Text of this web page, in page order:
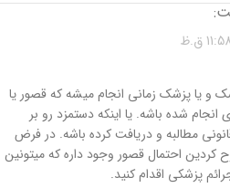
و یا پزشک زمانی انجام میشه که قصور یا
شده باشه. یا اینکه دستمزد رو بر
مطالبه و دریافت کرده باشه. در فرض
کردین احتمال قصور وجود داره که میتونین
پزشکی اقدام کنید.